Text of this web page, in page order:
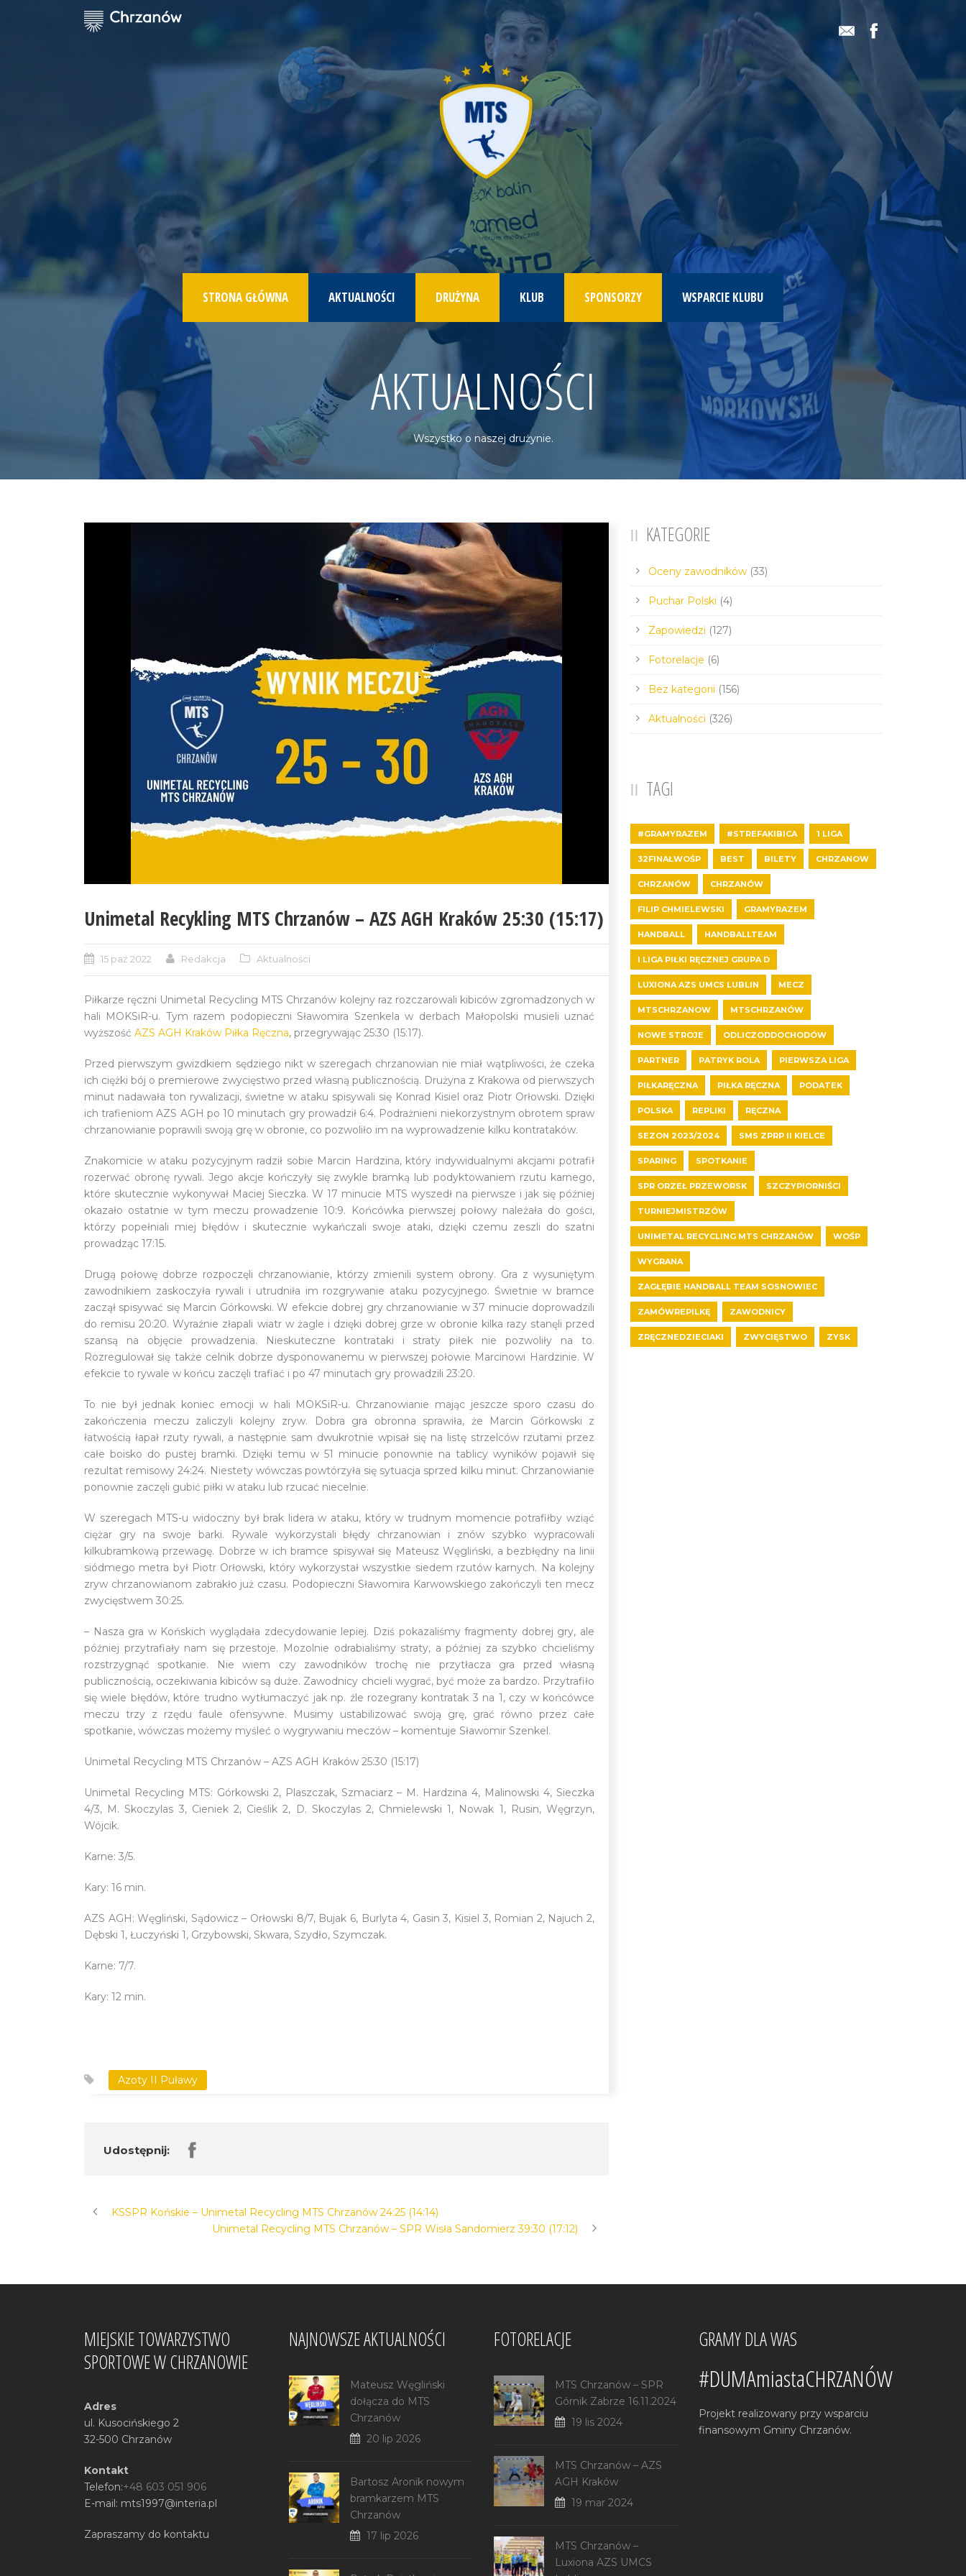
STRONA GŁÓWNA AKTUALNOŚCI DRUŻYNA KLUB SPONSORZY WSPARCIE KLUBU
AKTUALNOŚCI
Wszystko o naszej drużynie.
Unimetal Recykling MTS Chrzanów – AZS AGH Kraków 25:30 (15:17)
15 paź 2022 Redakcja Aktualności
Piłkarze ręczni Unimetal Recycling MTS Chrzanów kolejny raz rozczarowali kibiców zgromadzonych w
hali MOKSiR-u. Tym razem podopieczni Sławomira Szenkela w derbach Małopolski musieli uznać
wyższość AZS AGH Kraków Piłka Ręczna, przegrywając 25:30 (15:17).
Przed pierwszym gwizdkiem sędziego nikt w szeregach chrzanowian nie miał wątpliwości, że czeka
ich ciężki bój o premierowe zwycięstwo przed własną publicznością. Drużyna z Krakowa od pierwszych
minut nadawała ton rywalizacji, świetne w ataku spisywali się Konrad Kisiel oraz Piotr Orłowski. Dzięki
ich trafieniom AZS AGH po 10 minutach gry prowadził 6:4. Podrażnieni niekorzystnym obrotem spraw
chrzanowianie poprawili swoją grę w obronie, co pozwoliło im na wyprowadzenie kilku kontrataków.
Znakomicie w ataku pozycyjnym radził sobie Marcin Hardzina, który indywidualnymi akcjami potrafił
rozerwać obronę rywali. Jego akcje kończyły się zwykle bramką lub podyktowaniem rzutu karnego,
które skutecznie wykonywał Maciej Sieczka. W 17 minucie MTS wyszedł na pierwsze i jak się później
okazało ostatnie w tym meczu prowadzenie 10:9. Końcówka pierwszej połowy należała do gości,
którzy popełniali miej błędów i skutecznie wykańczali swoje ataki, dzięki czemu zeszli do szatni
prowadząc 17:15.
Drugą połowę dobrze rozpoczęli chrzanowianie, którzy zmienili system obrony. Gra z wysuniętym
zawodnikiem zaskoczyła rywali i utrudniła im rozgrywanie ataku pozycyjnego. Świetnie w bramce
zaczął spisywać się Marcin Górkowski. W efekcie dobrej gry chrzanowianie w 37 minucie doprowadzili
do remisu 20:20. Wyraźnie złapali wiatr w żagle i dzięki dobrej grze w obronie kilka razy stanęli przed
szansą na objęcie prowadzenia. Nieskuteczne kontrataki i straty piłek nie pozwoliły na to.
Rozregulował się także celnik dobrze dysponowanemu w pierwszej połowie Marcinowi Hardzinie. W
efekcie to rywale w końcu zaczęli trafiać i po 47 minutach gry prowadzili 23:20.
To nie był jednak koniec emocji w hali MOKSiR-u. Chrzanowianie mając jeszcze sporo czasu do
zakończenia meczu zaliczyli kolejny zryw. Dobra gra obronna sprawiła, że Marcin Górkowski z
łatwością łapał rzuty rywali, a następnie sam dwukrotnie wpisał się na listę strzelców rzutami przez
całe boisko do pustej bramki. Dzięki temu w 51 minucie ponownie na tablicy wyników pojawił się
rezultat remisowy 24:24. Niestety wówczas powtórzyła się sytuacja sprzed kilku minut. Chrzanowianie
ponownie zaczęli gubić piłki w ataku lub rzucać niecelnie.
W szeregach MTS-u widoczny był brak lidera w ataku, który w trudnym momencie potrafiłby wziąć
ciężar gry na swoje barki. Rywale wykorzystali błędy chrzanowian i znów szybko wypracowali
kilkubramkową przewagę. Dobrze w ich bramce spisywał się Mateusz Węgliński, a bezbłędny na linii
siódmego metra był Piotr Orłowski, który wykorzystał wszystkie siedem rzutów karnych. Na kolejny
zryw chrzanowianom zabrakło już czasu. Podopieczni Sławomira Karwowskiego zakończyli ten mecz
zwycięstwem 30:25.
– Nasza gra w Końskich wyglądała zdecydowanie lepiej. Dziś pokazaliśmy fragmenty dobrej gry, ale
później przytrafiały nam się przestoje. Mozolnie odrabialiśmy straty, a później za szybko chcieliśmy
rozstrzygnąć spotkanie. Nie wiem czy zawodników trochę nie przytłacza gra przed własną
publicznością, oczekiwania kibiców są duże. Zawodnicy chcieli wygrać, być może za bardzo. Przytrafiło
się wiele błędów, które trudno wytłumaczyć jak np. źle rozegrany kontratak 3 na 1, czy w końcówce
meczu trzy z rzędu faule ofensywne. Musimy ustabilizować swoją grę, grać równo przez całe
spotkanie, wówczas możemy myśleć o wygrywaniu meczów – komentuje Sławomir Szenkel.
Unimetal Recycling MTS Chrzanów – AZS AGH Kraków 25:30 (15:17)
Unimetal Recycling MTS: Górkowski 2, Plaszczak, Szmaciarz – M. Hardzina 4, Malinowski 4, Sieczka
4/3, M. Skoczylas 3, Cieniek 2, Cieślik 2, D. Skoczylas 2, Chmielewski 1, Nowak 1, Rusin, Węgrzyn,
Wójcik.
Karne: 3/5.
Kary: 16 min.
AZS AGH: Węgliński, Sądowicz – Orłowski 8/7, Bujak 6, Burlyta 4, Gasin 3, Kisiel 3, Romian 2, Najuch 2,
Dębski 1, Łuczyński 1, Grzybowski, Skwara, Szydło, Szymczak.
Karne: 7/7.
Kary: 12 min.
Azoty II Puławy
Udostępnij:
KSSPR Końskie – Unimetal Recycling MTS Chrzanów 24:25 (14:14)
Unimetal Recycling MTS Chrzanów – SPR Wisła Sandomierz 39:30 (17:12)
KATEGORIE
Oceny zawodników (33)
Puchar Polski (4)
Zapowiedzi (127)
Fotorelacje (6)
Bez kategorii (156)
Aktualności (326)
TAGI
#GRAMYRAZEM #STREFAKIBICA 1 LIGA
32FINAŁWOŚP BEST BILETY CHRZANOW
CHRZANÓW CHRZANÓW
FILIP CHMIELEWSKI GRAMYRAZEM
HANDBALL HANDBALLTEAM
I LIGA PIŁKI RĘCZNEJ GRUPA D
LUXIONA AZS UMCS LUBLIN MECZ
MTSCHRZANOW MTSCHRZANÓW
NOWE STROJE ODLICZODDOCHODÓW
PARTNER PATRYK ROLA PIERWSZA LIGA
PIŁKARĘCZNA PIŁKA RĘCZNA PODATEK
POLSKA REPLIKI RĘCZNA
SEZON 2023/2024 SMS ZPRP II KIELCE
SPARING SPOTKANIE
SPR ORZEŁ PRZEWORSK SZCZYPIORNIŚCI
TURNIEJMISTRZÓW
UNIMETAL RECYCLING MTS CHRZANÓW WOŚP
WYGRANA
ZAGŁĘBIE HANDBALL TEAM SOSNOWIEC
ZAMÓWREPILKĘ ZAWODNICY
ZRĘCZNEDZIECIAKI ZWYCIĘSTWO ZYSK
MIEJSKIE TOWARZYSTWO
SPORTOWE W CHRZANOWIE
Adres
ul. Kusocińskiego 2
32-500 Chrzanów
Kontakt
Telefon:+48 603 051 906
E-mail: mts1997@interia.pl
Zapraszamy do kontaktu
NAJNOWSZE AKTUALNOŚCI
Mateusz Węgliński
dołącza do MTS
Chrzanów
20 lip 2026
Bartosz Aronik nowym
bramkarzem MTS
Chrzanów
17 lip 2026
FOTORELACJE
MTS Chrzanów – SPR
Górnik Zabrze 16.11.2024
19 lis 2024
MTS Chrzanów – AZS
AGH Kraków
19 mar 2024
MTS Chrzanów –
Luxiona AZS UMCS
GRAMY DLA WAS
#DUMAmiastaCHRZANÓW
Projekt realizowany przy wsparciu
finansowym Gminy Chrzanów.